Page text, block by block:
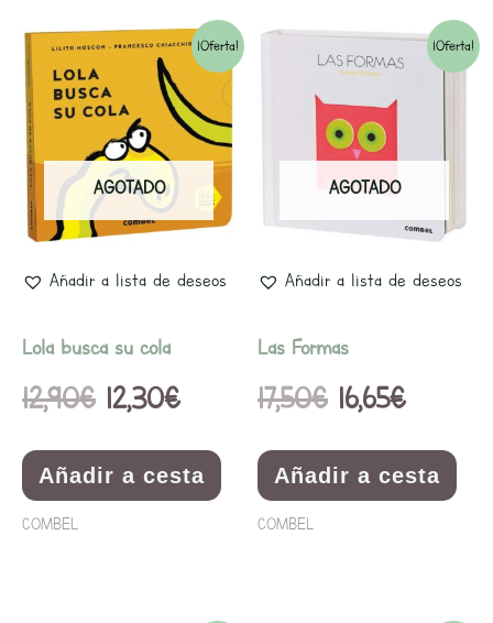
¡Oferta!
AGOTADO
Añadir a lista de deseos
Lola busca su cola
12,90€
El
precio
original
era:
12,90€.
12,30€
El
precio
actual
12,30€.
Añadir a cesta
COMBEL
¡Oferta!
AGOTADO
Añadir a lista de deseos
Las Formas
17,50€
El
precio
original
era:
17,50€.
16,65€
El
actual
16,65€.
Añadir a cesta
COMBEL